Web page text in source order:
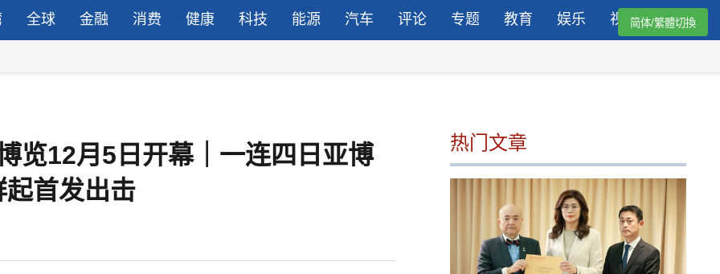
全球 金融 消费 健康 科技 能源 汽车 评论 专题 教育 娱乐 视频简体/繁體切換
览12月5日开幕｜一连四日亚博
首发出击
热门文章